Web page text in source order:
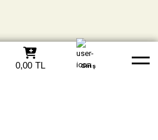
305 09 70 Whatsapp Yardım
0,00 TL Giriş